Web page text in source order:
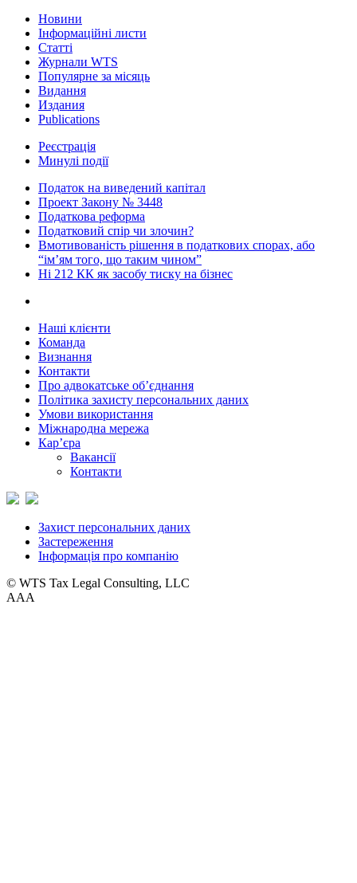
Новини
Інформаційні листи
Статті
Журнали WTS
Популярне за місяць
Видання
Издания
Publications
Реєстрація
Минулі події
Податок на виведений капітал
Проект Закону № 3448
Податкова реформа
Податковий спір чи злочин?
Вмотивованість рішення в податкових спорах, або
“ім’ям того, що таким чином”
Ні 212 КК як засобу тиску на бізнес
Наші клієнти
Команда
Визнання
Контакти
Про адвокатське об’єднання
Політика захисту персональних даних
Умови використання
Міжнародна мережа
Кар’єра
Вакансії
Контакти
Захист персональних даних
Застереження
Інформація про компанію
© WTS Tax Legal Consulting, LLC
AAA